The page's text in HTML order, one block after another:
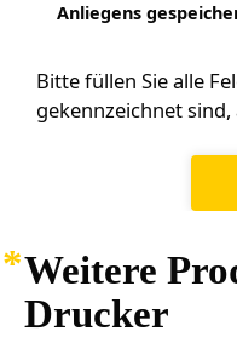
Anliegens
Bitte füllen Sie alle
gekennzeichnet sind,
Weitere
Drucker